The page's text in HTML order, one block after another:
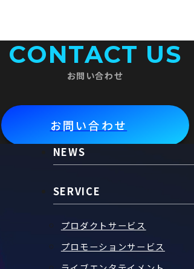
CONTACT US
お問い合わせ
お問い合わせ
NEWS
SERVICE
プロダクトサービス
プロモーションサービス